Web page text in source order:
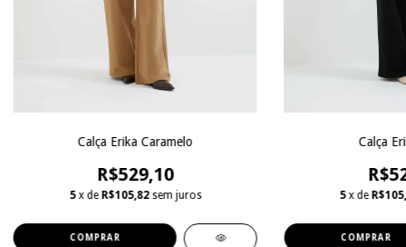
Calça Erika Caramelo
R$529,10
5 x de R$105,82 sem juros
COMPRAR
Calça
5 x de
COMPRAR